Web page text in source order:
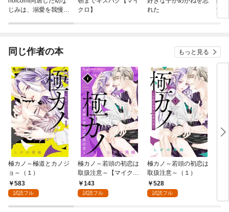
じみは、溺愛を我慢で
クロ】
れた
す
同じ作者の本 もっと見る
極カノ～極道とカノジ
ョ～（１）
583
試読フル
極カノ～若頭の初恋は
取扱注意～【マイク
ロ】（１）
143
試読フル
極カノ～若頭の初恋は
取扱注意～（１）
528
試読フル